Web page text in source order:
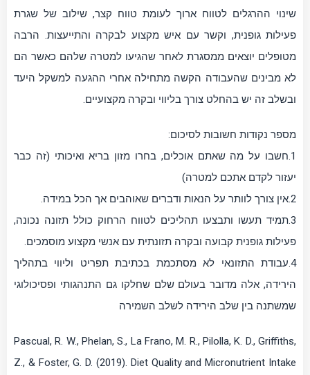
שינוי ההרגלים לטווח ארוך לעומת טווח קצר, שילוב של שגרת
פעילות גופנית, וקשר עם איש מקצוע לבקרה והתייעצות. הרבה
מטופלים יוצאים ממסגרת לאחר שהגיעו למטרה שלהם כאשר הם
לא מבינים שהעבודה הקשה מתחילה אחרי ההגעה למשקל היעד
ובשלב זה יש בהחלט צורך בליווי ובקרה מקצועיים.
מספר נקודות חשובות לסיכום:
1.חשבו על מה שאתם אוכלים, בחרו מזון בריא ואיכותי (זה כבר
יעזור לקדם אתכם למטרה)
2.אין צורך לוותר על הנאות ודברים שאוהבים אך הכל במידה.
3.תמיד תעשו ותבצעו תהליכים לטווח הרחוק כולל תזונה נכונה,
פעילות גופנית קבועה ובקרה תזונתית עם אנשי מקצוע מוסמכים.
4.עבודת התזונאי לא מסתכמת בכתיבת תפריט וליווי בתהליך
הירידה, אלה מדובר בעולם שלם שחלקו גם התנהגותי ופסיכולוגי
שמשתנה בין שלב הירידה לשלב השמירה
Pascual, R. W., Phelan, S., La Frano, M. R., Pilolla, K. D., Griffiths,
Z., & Foster, G. D. (2019). Diet Quality and Micronutrient Intake